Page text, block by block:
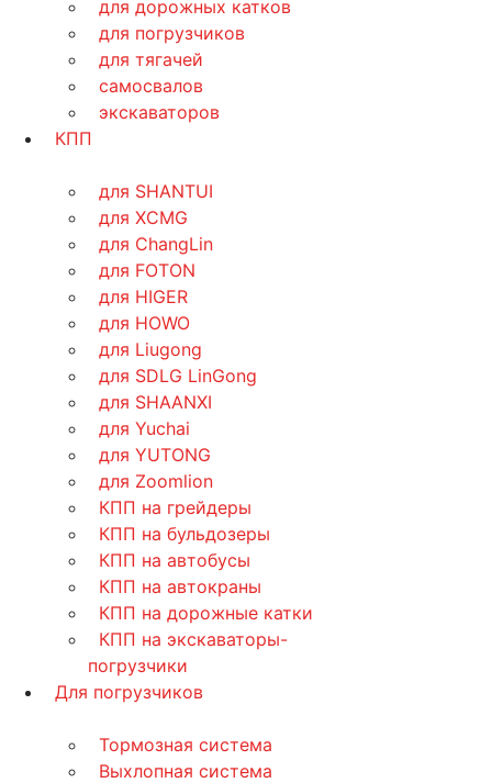
для дорожных катков
для погрузчиков
для тягачей
самосвалов
экскаваторов
КПП
для SHANTUI
для XCMG
для ChangLin
для FOTON
для HIGER
для HOWO
для Liugong
для SDLG LinGong
для SHAANXI
для Yuchai
для YUTONG
для Zoomlion
КПП на грейдеры
КПП на бульдозеры
КПП на автобусы
КПП на автокраны
КПП на дорожные катки
КПП на экскаваторы-
погрузчики
Для погрузчиков
Тормозная система
Выхлопная система